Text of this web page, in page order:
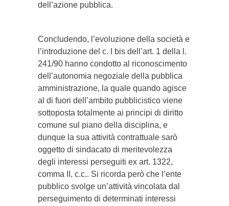
dell’azione pubblica.
Concludendo, l’evoluzione della società e
l’introduzione del c. I bis dell’art. 1 della l.
241/90 hanno condotto al riconoscimento
dell’autonomia negoziale della pubblica
amministrazione, la quale quando agisce
al di fuori dell’ambito pubblicistico viene
sottoposta totalmente ai principi di diritto
comune sul piano della disciplina, e
dunque la sua attività contrattuale sarò
oggetto di sindacato di meritevolezza
degli interessi perseguiti ex art. 1322,
comma II, c.c.. Si ricorda però che l’ente
pubblico svolge un’attività vincolata dal
perseguimento di determinati interessi